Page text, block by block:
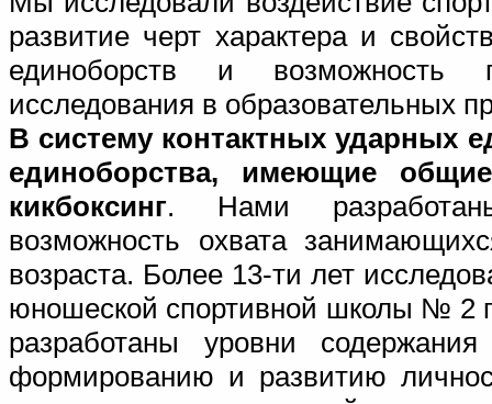
развитие черт характера и
единоборств и возможность
исследования в образовательных
В систему контактных ударных
единоборства, имеющие
кикбоксинг. Нами
возможность охвата
возраста. Более 13-ти лет
юношеской спортивной школы № 2
разработаны уровни
формированию и развитию